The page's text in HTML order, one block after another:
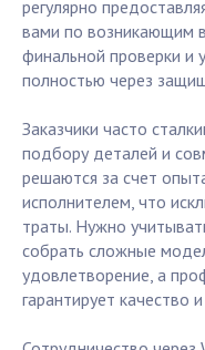
регулярно
вами по возникающим
финальной проверки и
полностью через
Заказчики часто
подбору деталей и
решаются за счет
исполнителем, что
траты. Нужно
собрать сложные
удовлетворение, а
гарантирует качество